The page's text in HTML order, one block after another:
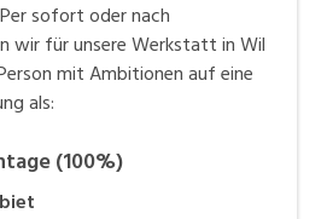
Polizei, Zoll
betreibt zwei zusätzliche
Brands: Seit 2016 Ecoleo,
Online-Schreiner und seit
technologischen Fortschritt
des Handwerks.
sofort oder nach
wir für unsere Werkstatt in Wil
mit Ambitionen auf eine
als:
(100%)